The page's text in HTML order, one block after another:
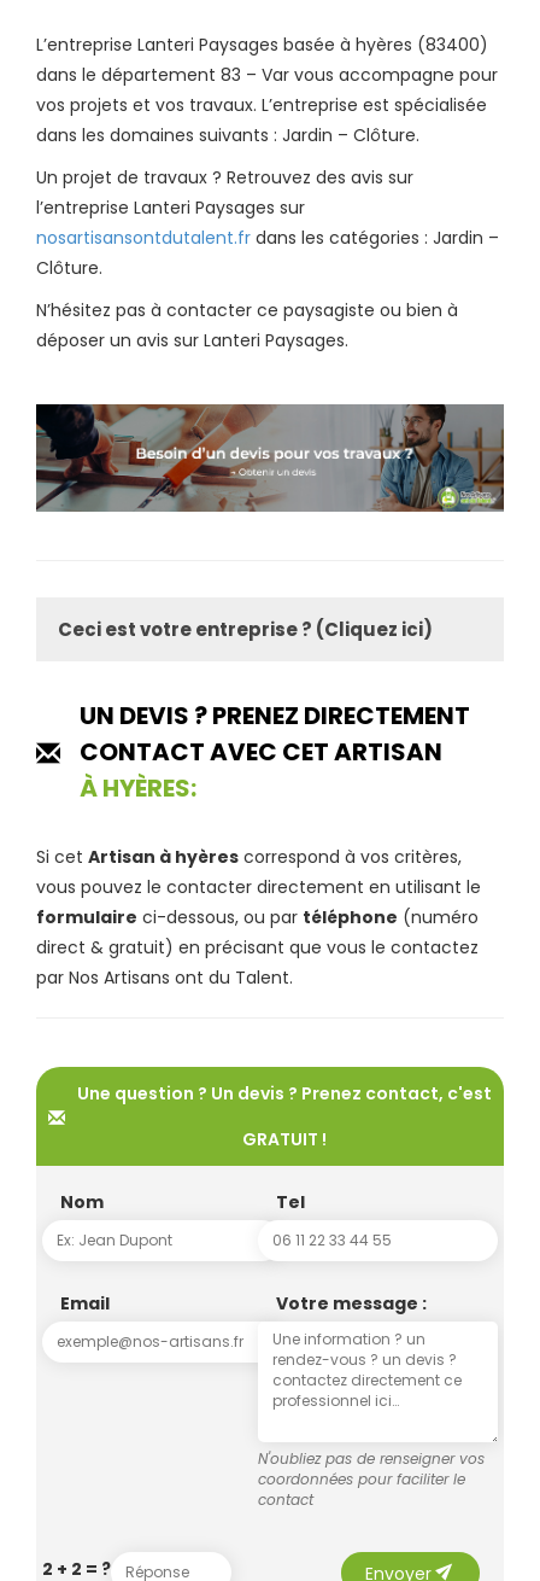
L’entreprise Lanteri Paysages basée à hyères (83400)
dans le département 83 – Var vous accompagne pour
vos projets et vos travaux. L’entreprise est spécialisée
dans les domaines suivants : Jardin – Clôture.
Un projet de travaux ? Retrouvez des avis sur
l’entreprise Lanteri Paysages sur
nosartisansontdutalent.fr dans les catégories : Jardin –
Clôture.
N’hésitez pas à contacter ce paysagiste ou bien à
déposer un avis sur Lanteri Paysages.
Ceci est votre entreprise ? (Cliquez ici)
UN DEVIS ? PRENEZ DIRECTEMENT
CONTACT AVEC CET ARTISAN
À HYÈRES:
Si cet Artisan à hyères correspond à vos critères,
vous pouvez le contacter directement en utilisant le
formulaire ci-dessous, ou par téléphone (numéro
direct & gratuit) en précisant que vous le contactez
par Nos Artisans ont du Talent.
Une question ? Un devis ? Prenez contact, c'est
GRATUIT !
Nom Tel
Email Votre message :
N'oubliez pas de renseigner vos
coordonnées pour faciliter le
contact
2 + 2 = ? Envoyersend